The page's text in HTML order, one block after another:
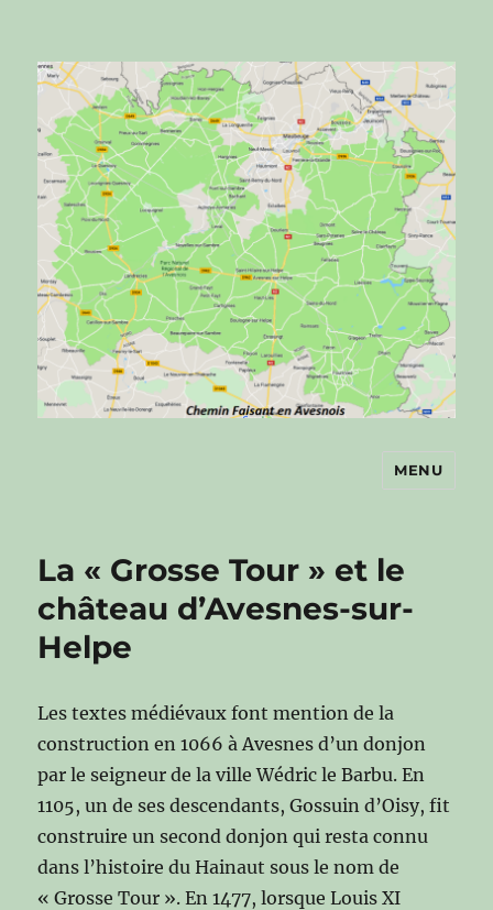
Chemin faisant en Avesnois
MENU
La « Grosse Tour » et le
château d’Avesnes-sur-
Helpe
Les textes médiévaux font mention de la
construction en 1066 à Avesnes d’un donjon
par le seigneur de la ville Wédric le Barbu. En
1105, un de ses descendants, Gossuin d’Oisy, fit
construire un second donjon qui resta connu
dans l’histoire du Hainaut sous le nom de
« Grosse Tour ». En 1477, lorsque Louis XI